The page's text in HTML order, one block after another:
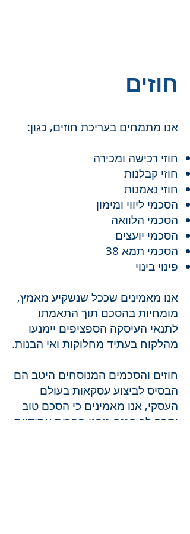
חוזים
אנו מתמחים בעריכת חוזים, כגון:
חוזי רכישה ומכירה
חוזי קבלנות
חוזי נאמנות
הסכמי ליווי ומימון
הסכמי הלוואה
הסכמי יועצים
הסכמי תמא 38
פינוי בינוי
אנו מאמינים שככל שנשקיע מאמץ,
מומחיות בהסכם תוך התאמתו
לתנאי העיסקה הספציפים יימנעו
מהלקוח בעתיד מחלוקות ואי הבנות.
חוזים והסכמים המנוסחים היטב הם
הבסיס לביצוע עסקאות בעולם
העסקי, אנו מאמינים כי הסכם טוב
יספק לך הגנה מפני הפרות עתידיות